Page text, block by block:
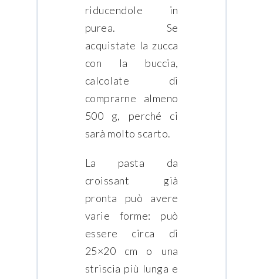
riducendole in
purea. Se
acquistate la zucca
con la buccia,
calcolate di
comprarne almeno
500 g, perché ci
sarà molto scarto.
La pasta da
croissant già
pronta può avere
varie forme: può
essere circa di
25×20 cm o una
striscia più lunga e